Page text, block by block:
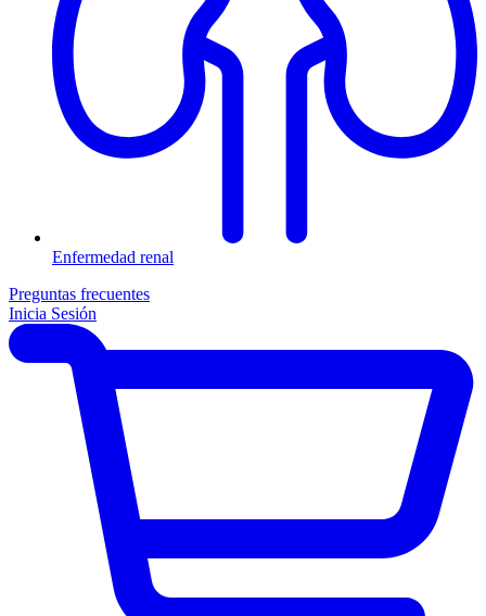
Enfermedad renal
Preguntas frecuentes
Inicia Sesión